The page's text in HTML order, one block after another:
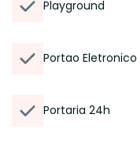
Playground
Portao Eletronico
Portaria 24h